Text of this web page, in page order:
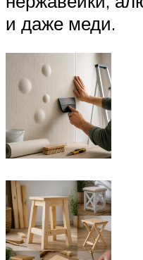
и даже меди.